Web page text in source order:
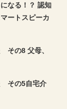
なる！？ 認知
ートスピーカ
その8 父母、
その5自宅介